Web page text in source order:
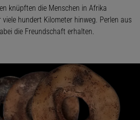
knüpften die Menschen in Afrika
hundert Kilometer hinweg. Perlen aus
die Freundschaft erhalten.